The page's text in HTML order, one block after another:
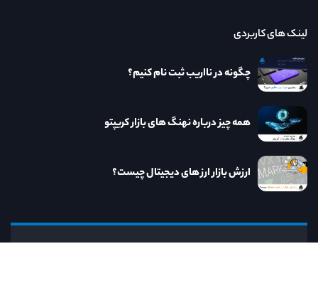
لینک های کاربردی
چگونه در نااریب ثبت نام کنیم؟
همه چیز درباره نهنگ های بازار کریپتو
ارزش بازار ارز های دیجیتال چیست؟